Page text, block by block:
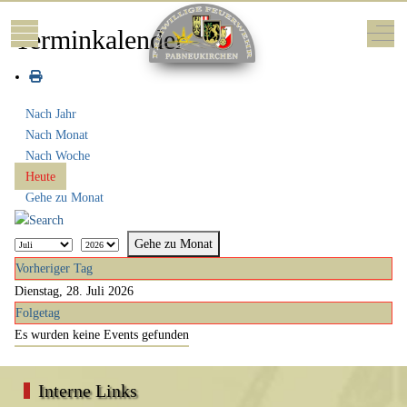
Mobile Menu Toggle Off-
Terminkalender
Nach Jahr
Nach Monat
Nach Woche
Heute
Gehe zu Monat
Gehe zu Monat
Vorheriger Tag
Dienstag, 28. Juli 2026
Folgetag
Es wurden keine Events gefunden
Interne Links